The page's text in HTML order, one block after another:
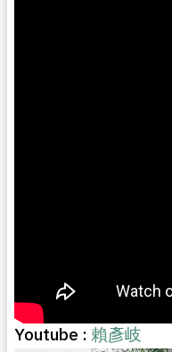
Youtube :賴彥岐